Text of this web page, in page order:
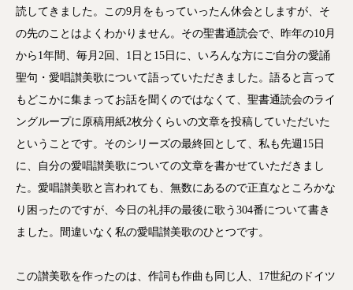
読してきました。この9月をもっていったん休会としますが、そ
の先のことはよくわかりません。その聖書通読会で、昨年の10月
から1年間、毎月2回、1日と15日に、いろんな方にご自分の愛誦
聖句・愛唱讃美歌について語っていただきました。語ると言って
もどこかに集まってお話を聞くのではなくて、聖書通読会のライ
ングループに原稿用紙2枚分くらいの文章を投稿していただいた
ということです。そのシリーズの最終回として、私も先週15日
に、自分の愛唱讃美歌についての文章を書かせていただきまし
た。愛唱讃美歌と言われても、無数にあるので正直なところかな
り困ったのですが、今日の礼拝の最後に歌う304番について書き
ました。間違いなく私の愛唱讃美歌のひとつです。
この讃美歌を作ったのは、作詞も作曲も同じ人、17世紀のドイツ